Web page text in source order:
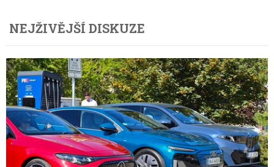
NEJŽIVĚJŠÍ DISKUZE